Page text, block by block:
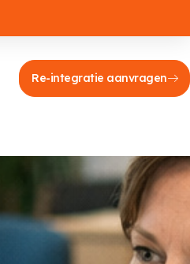
Re-integratie aanvragen